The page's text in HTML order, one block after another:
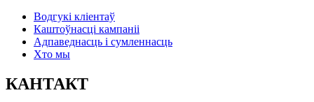
Водгукі кліентаў
Каштоўнасці кампаніі
Адпаведнасць і сумленнасць
Хто мы
КАНТАКТ